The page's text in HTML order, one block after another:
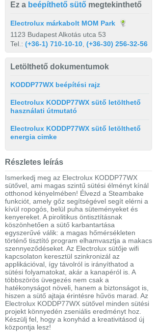
Ez a beépíthető sütő megtekinthető
Electrolux márkabolt MOM Park
1123 Budapest Alkotás utca 53
Tel.: (+36-1) 710-10-10, (+36-30) 256-32-56
Letölthető dokumentumok
KODDP77WX beépítési rajz
Electrolux KODDP77WX sütő letölthető
használati útmutató
Electrolux KODDP77WX sütő letölthető
energia cimke
Részletes leírás
Ismerkedj meg az Electrolux KODDP77WX
sütővel, ami magas szintű sütési élményt kínál
otthonod kényelmében! Élvezd a Steambake
funkciót, amely gőz segítségével segít elérni a
kívül ropogós, belül puha süteményeket és
kenyereket. A pirolitikus öntisztításnak
köszönhetően a sütő karbantartása
egyszerűvé válik: a magas hőmérsékleten
történő tisztító program elhamvasztja a makacs
szennyeződéseket. Az Electrolux sütője wifi
kapcsolaton keresztül szinkronizál az
applikációval, így távolról is irányíthatod a
sütési folyamatokat, akár a kanapéról is. A
többszörös üvegezés nem csak a
hatékonyságot növeli, hanem a biztonságot is,
hiszen a sütő ajtaja érintésre hűvös marad. Az
Electrolux KODDP77WX sütővel minden sütési
projekt könnyedén zseniális eredményt hoz.
Készülj fel, hogy a konyhád a kreativitásod új
központja lesz!